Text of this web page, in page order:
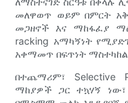
መለዋወጥ ወይም በምርት
መጋዘኖች እና ማከፋፈያ
racking አማካኝነት
አቀማመጥ በፍጥነት
በተጨማሪም፣
ማከያዎች ጋር ተኳሃኝ